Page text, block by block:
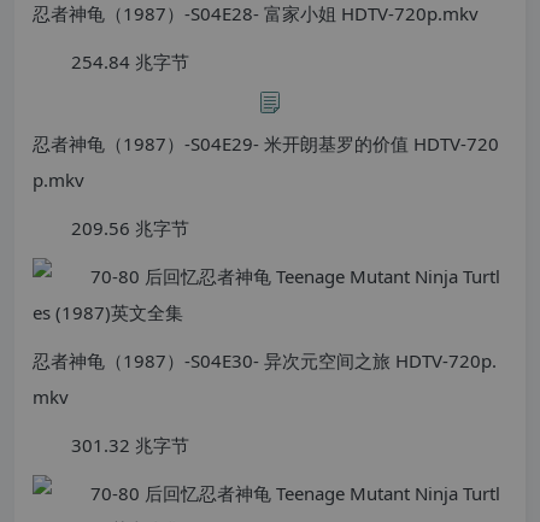
忍者神龟（1987）-S04E28- 富家小姐 HDTV-720p.mkv
254.84 兆字节
忍者神龟（1987）-S04E29- 米开朗基罗的价值 HDTV-720
p.mkv
209.56 兆字节
忍者神龟（1987）-S04E30- 异次元空间之旅 HDTV-720p.
mkv
301.32 兆字节